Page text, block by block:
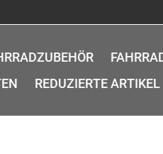
REDUZIERTE ARTIKEL